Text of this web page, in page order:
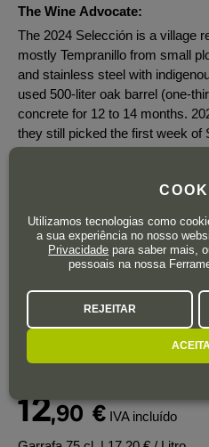
The Wine Advocate:
The 2024 Selección is a village
mostly Tempranillo from small
and stainless steel with
used 500-liter oak barrel (one-
concrete for 12 to 14 months.
they still picked the first week of
4.68 grams of acidity. It's
oak and a soft mouthfeel. This
and a long aftertaste. 23,138
February 2026.
12,90 € IVA incluído
Utilizamos tecnologias como
a sua experiência no nosso
Privacidade para saber mais,
pessoais na nossa
REJEITAR